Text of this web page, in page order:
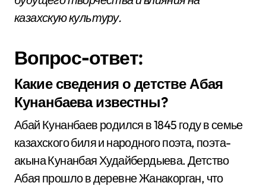
казахскую культуру.
Вопрос-ответ:
Какие сведения о детстве Абая
Кунанбаева известны?
Абай Кунанбаев родился в 1845 году в семье
казахского биля и народного поэта, поэта-
акына Кунанбая Худайбердыева. Детство
Абая прошло в деревне Жанакорган, что